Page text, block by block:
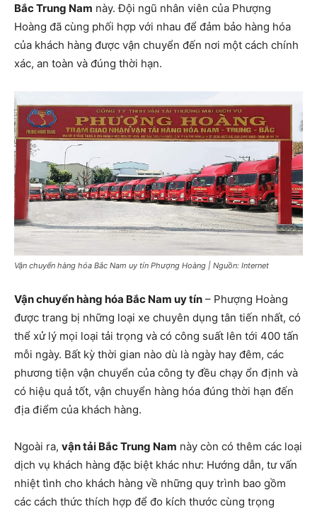
Bắc Trung Nam này. Đội ngũ nhân viên của Phượng
Hoàng đã cùng phối hợp với nhau để đảm bảo hàng hóa
của khách hàng được vận chuyển đến nơi một cách chính
xác, an toàn và đúng thời hạn.
Vận chuyển hàng hóa Bắc Nam uy tín Phượng Hoàng | Nguồn: Internet
Vận chuyển hàng hóa Bắc Nam uy tín – Phượng Hoàng
được trang bị những loại xe chuyên dụng tân tiến nhất, có
thể xử lý mọi loại tải trọng và có công suất lên tới 400 tấn
mỗi ngày. Bất kỳ thời gian nào dù là ngày hay đêm, các
phương tiện vận chuyển của công ty đều chạy ổn định và
có hiệu quả tốt, vận chuyển hàng hóa đúng thời hạn đến
địa điểm của khách hàng.
Ngoài ra, vận tải Bắc Trung Nam này còn có thêm các loại
dịch vụ khách hàng đặc biệt khác như: Hướng dẫn, tư vấn
nhiệt tình cho khách hàng về những quy trình bao gồm
các cách thức thích hợp để đo kích thước cùng trọng